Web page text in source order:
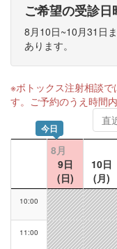
ご希望の受診日
8月10日~10月31日
あります。
※ボトックス注射相談
す。ご予約のうえ時間
直
今日
8月
9日
(日)
10日
(月)
10:00
11:00